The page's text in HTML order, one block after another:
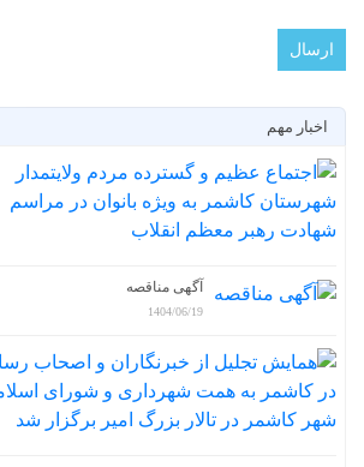
اجتماع عظیم و
گسترده مردم
ولایتمدار
...
آگهی مناقصه
همایش
خبرنگاران
اصحاب
کاش...
1404/05/21